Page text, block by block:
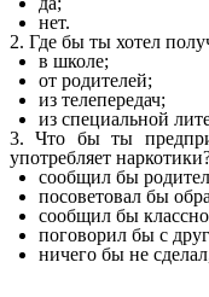
нет.
2. Где бы ты хотел
в школе;
от родителей;
из телепередач;
из специальной
3. Что бы ты
употребляет
сообщил бы
посоветовал бы
сообщил бы
поговорил бы с
ничего бы не